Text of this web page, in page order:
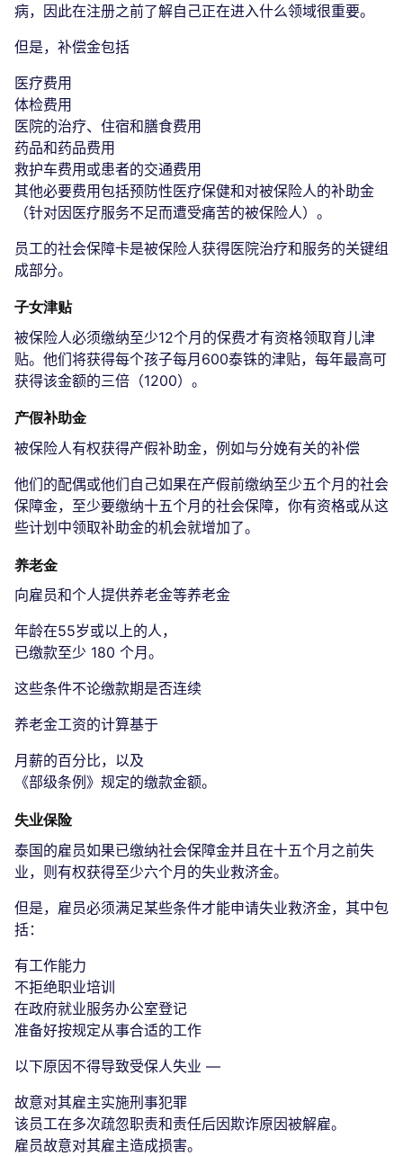
病，因此在注册之前了解自己正在进入什么领域很重要。
但是，补偿金包括
医疗费用
体检费用
医院的治疗、住宿和膳食费用
药品和药品费用
救护车费用或患者的交通费用
其他必要费用包括预防性医疗保健和对被保险人的补助金
（针对因医疗服务不足而遭受痛苦的被保险人）。
员工的社会保障卡是被保险人获得医院治疗和服务的关键组
成部分。
子女津贴
被保险人必须缴纳至少12个月的保费才有资格领取育儿津
贴。他们将获得每个孩子每月600泰铢的津贴，每年最高可
获得该金额的三倍（1200）。
产假补助金
被保险人有权获得产假补助金，例如与分娩有关的补偿
他们的配偶或他们自己如果在产假前缴纳至少五个月的社会
保障金，至少要缴纳十五个月的社会保障，你有资格或从这
些计划中领取补助金的机会就增加了。
养老金
向雇员和个人提供养老金等养老金
年龄在55岁或以上的人，
已缴款至少 180 个月。
这些条件不论缴款期是否连续
养老金工资的计算基于
月薪的百分比，以及
《部级条例》规定的缴款金额。
失业保险
泰国的雇员如果已缴纳社会保障金并且在十五个月之前失
业，则有权获得至少六个月的失业救济金。
但是，雇员必须满足某些条件才能申请失业救济金，其中包
括：
有工作能力
不拒绝职业培训
在政府就业服务办公室登记
准备好按规定从事合适的工作
以下原因不得导致受保人失业 —
故意对其雇主实施刑事犯罪
该员工在多次疏忽职责和责任后因欺诈原因被解雇。
雇员故意对其雇主造成损害。